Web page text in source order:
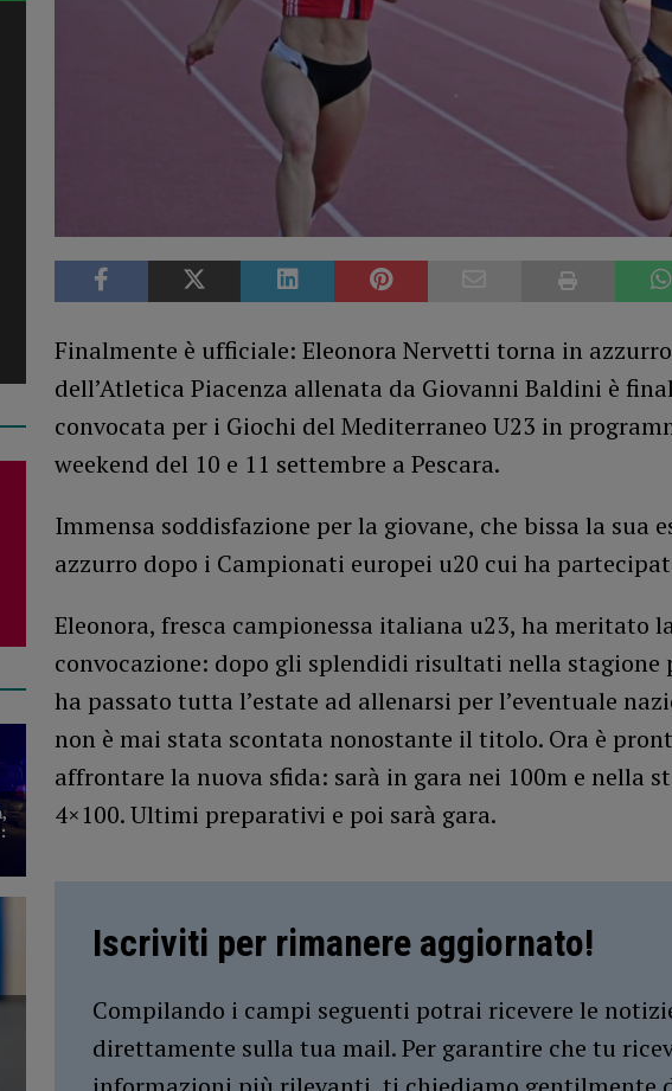
Finalmente è ufficiale: Eleonora Nervetti torna in
dell’Atletica Piacenza allenata da Giovanni Baldini è
convocata per i Giochi del Mediterraneo U23 in
weekend del 10 e 11 settembre a Pescara.
Immensa soddisfazione per la giovane, che bissa la sua
azzurro dopo i Campionati europei u20 cui ha
Eleonora, fresca campionessa italiana u23, ha meritato
convocazione: dopo gli splendidi risultati nella stagione
ha passato tutta l’estate ad allenarsi per l’eventuale
non è mai stata scontata nonostante il titolo. Ora è
affrontare la nuova sfida: sarà in gara nei 100m e nella
4×100. Ultimi preparativi e poi sarà gara.
Iscriviti per rimanere aggiornato!
Compilando i campi seguenti potrai ricevere le
direttamente sulla tua mail. Per garantire che tu